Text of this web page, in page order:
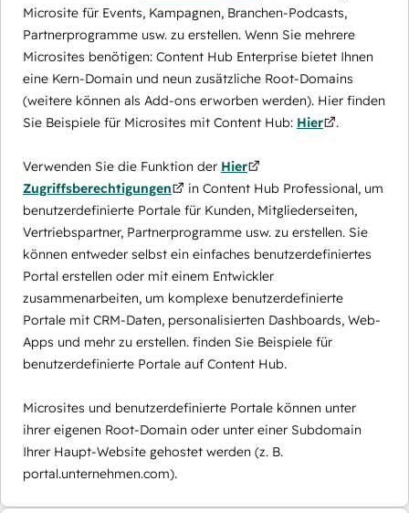
Microsite für Events, Kampagnen, Branchen-Podcasts,
Partnerprogramme usw. zu erstellen. Wenn Sie mehrere
Microsites benötigen: Content Hub Enterprise bietet Ihnen
eine Kern-Domain und neun zusätzliche Root-Domains
(weitere können als Add-ons erworben werden). Hier finden
Sie Beispiele für Microsites mit Content Hub: Hier .
Verwenden Sie die Funktion der Hier
Zugriffsberechtigungen
in Content Hub Professional, um
benutzerdefinierte Portale für Kunden, Mitgliederseiten,
Vertriebspartner, Partnerprogramme usw. zu erstellen. Sie
können entweder selbst ein einfaches benutzerdefiniertes
Portal erstellen oder mit einem Entwickler
zusammenarbeiten, um komplexe benutzerdefinierte
Portale mit CRM-Daten, personalisierten Dashboards, Web-
Apps und mehr zu erstellen. finden Sie Beispiele für
benutzerdefinierte Portale auf Content Hub.
Microsites und benutzerdefinierte Portale können unter
ihrer eigenen Root-Domain oder unter einer Subdomain
Ihrer Haupt-Website gehostet werden (z. B.
portal.unternehmen.com).